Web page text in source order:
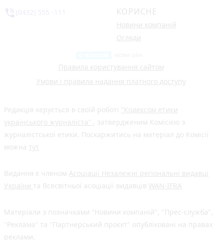
КОРИСНЕ
Новини компаній
Огляди
Правила користування сайтом
Умови і правила надання платного доступу
Редакція керується в своїй роботі "Кодексом етики
українського журналіста" , затвердженим Комісією з
журналістської етики. Поскаржитись на матеріал до Комісії
можна тут
Видання є членом Асоціації Незалежні регіональні видавці
України та Всесвітньої асоціації видавців WAN-IFRA
Матеріали з позначками "Новини компаній", "Прес-служба",
"Реклама" та "Партнерський проєкт" опубліковані на правах
реклами.